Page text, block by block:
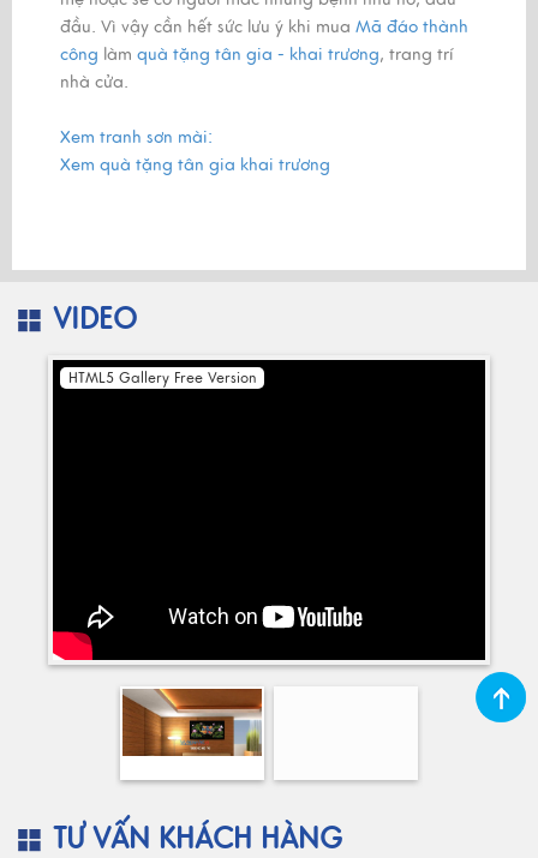
đầu. Vì vậy cần hết sức lưu ý khi mua Mã đáo thành
công làm quà tặng tân gia - khai trương, trang trí
nhà cửa.
Xem tranh sơn mài:
Xem quà tặng tân gia khai trương
VIDEO
HTML5 Gallery Free Version
TƯ VẤN KHÁCH HÀNG